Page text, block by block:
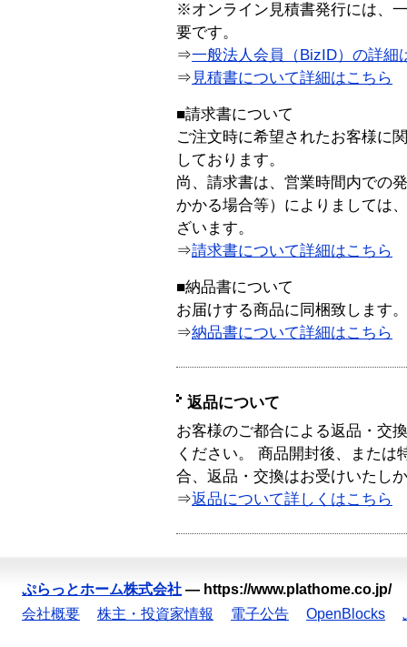
※オンライン見積書発行には、
要です。
⇒一般法人会員（BizID）の詳細
⇒ 見積書について詳細はこちら
■請求書について
ご注文時に希望されたお客様に
しております。
尚、請求書は、営業時間内での
かかる場合等）によりましては
ざいます。
⇒請求書について詳細はこちら
■納品書について
お届けする商品に同梱致します。
⇒納品書について詳細はこちら
返品について
お客様のご都合による返品・交
ください。 商品開封後、または
合、返品・交換はお受けいたし
⇒返品について詳しくはこちら
ぷらっとホーム株式会社 — https://www.plathome.co.jp/
会社概要
株主・投資家情報 電子公告 OpenBlocks